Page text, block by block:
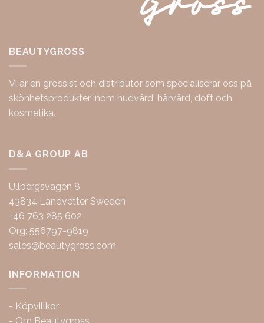
BEAUTYGROSS
Vi är en grossist och distributör som specialiserar oss på
skönhetsprodukter inom hudvård, hårvård, doft och
kosmetika.
D&A GROUP AB
Ullbergsvägen 8
43834 Landvetter Sweden
+46 763 285 602
Org: 556797-9819
sales@beautygross.com
INFORMATION
- Köpvillkor